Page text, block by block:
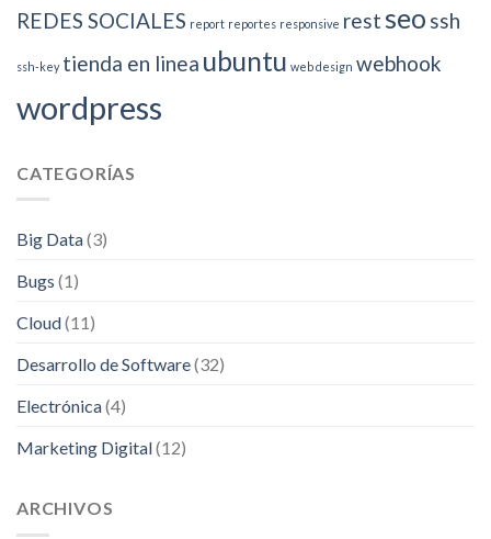
REDES SOCIALES report reportes responsive restseo ssh
ssh-key tienda en linea ubuntu web design webhook
wordpress
CATEGORÍAS
Big Data(3)
Bugs (1)
Cloud(11)
Desarrollo de Software(32)
Electrónica(4)
Marketing Digital(12)
ARCHIVOS